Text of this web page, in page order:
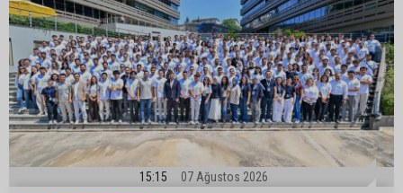
15:15 07 Ağustos 2026